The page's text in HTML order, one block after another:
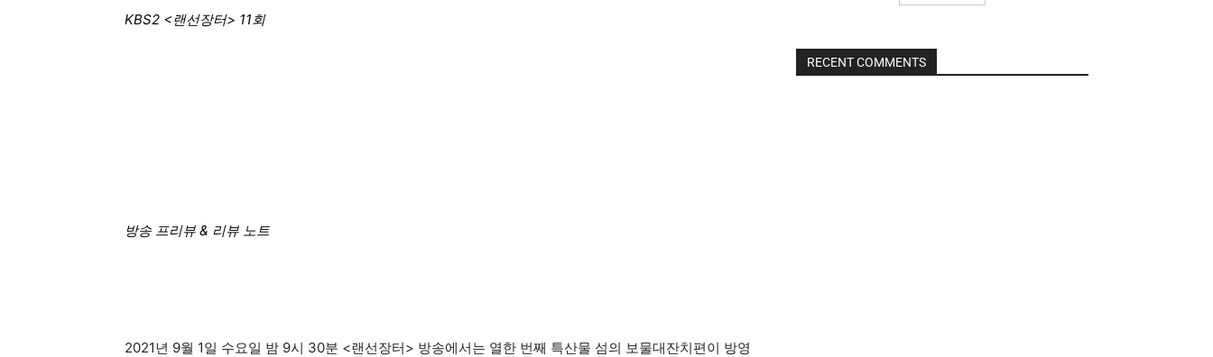
KBS2 <랜선장터> 11회
방송 프리뷰 & 리뷰 노트
2021년 9월 1일 수요일 밤 9시 30분 <랜선장터> 방송에서는 열한 번째 특산물 섬의 보물대잔치편이 방영
RECENT COMMENTS